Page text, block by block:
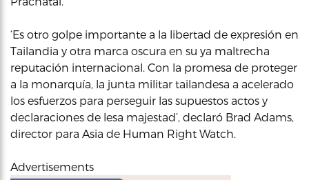
‘Es otro golpe importante a la libertad de expresión en
Tailandia y otra marca oscura en su ya maltrecha
reputación internacional. Con la promesa de proteger
a la monarquía, la junta militar tailandesa a acelerado
los esfuerzos para perseguir las supuestos actos y
declaraciones de lesa majestad’, declaró Brad Adams,
director para Asia de Human Right Watch.
Advertisements